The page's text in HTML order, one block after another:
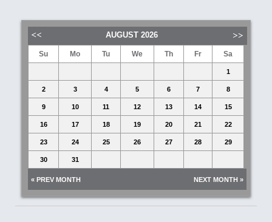
AUGUST 2026
Su Mo Tu We Th Fr Sa
1
2 3 4 5 6 7 8
9 10 11 12 13 14 15
16 17 18 19 20 21 22
23 24 25 26 27 28 29
30 31
« PREV MONTH NEXT MONTH »